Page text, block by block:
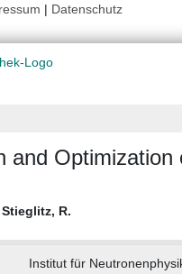
| Datenschutz
and
Stieglitz, R.
Institut für